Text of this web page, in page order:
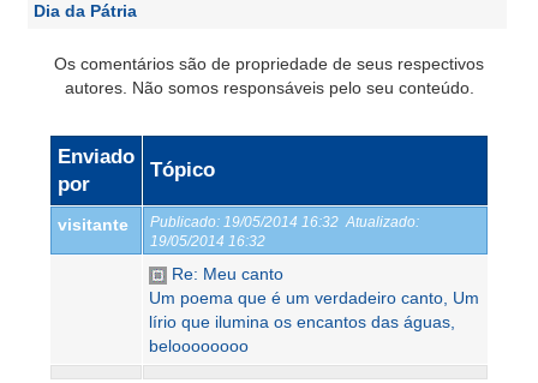
Dia da Pátria
Os comentários são de propriedade de seus respectivos
autores. Não somos responsáveis pelo seu conteúdo.
Enviado
por
Tópico
visitante Publicado: 19/05/2014 16:32 Atualizado:
19/05/2014 16:32
Re: Meu canto
Um poema que é um verdadeiro canto, Um
lírio que ilumina os encantos das águas,
beloooooooo